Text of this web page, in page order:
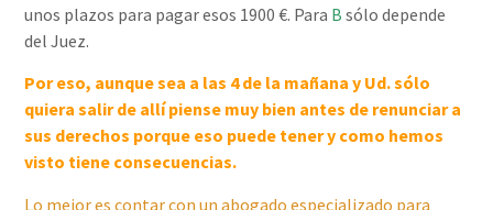
unos plazos para pagar esos 1900 €. Para B sólo depende
del Juez.
Por eso, aunque sea a las 4 de la mañana y Ud. sólo
quiera salir de allí piense muy bien antes de renunciar a
sus derechos porque eso puede tener y como hemos
visto tiene consecuencias.
Lo mejor es contar con un abogado especializado para